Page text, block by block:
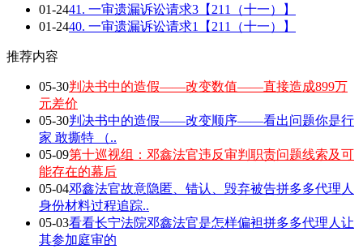
01-2441. 一审遗漏诉讼请求3【211（十一）】
01-2440. 一审遗漏诉讼请求1【211（十一）】
推荐内容
05-30判决书中的造假——改变数值——直接造成899万
元差价
05-30判决书中的造假——改变顺序——看出问题你是行
家 敢撕特 （..
05-09第十巡视组：邓鑫法官违反审判职责问题线索及可
能存在的幕后
05-04邓鑫法官故意隐匿、错认、毁弃被告拼多多代理人
身份材料过程追踪..
05-03看看长宁法院邓鑫法官是怎样偏袒拼多多代理人让
其参加庭审的